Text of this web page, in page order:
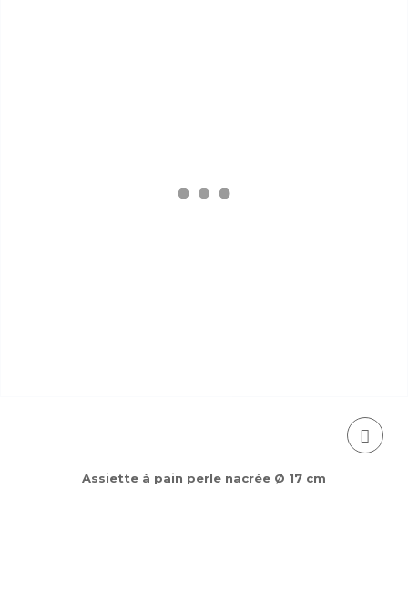
Assiette à pain perle nacrée Ø 17 cm